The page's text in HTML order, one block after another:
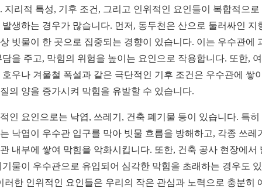
지리적 특성, 기후 조건, 그리고 인위적인 요인들이 복합적으로
발생하는 경우가 많습니다. 먼저, 동두천은 산으로 둘러싸인 지
빗물이 한 곳으로 집중되는 경향이 있습니다. 이는 우수관에
담을 주고, 막힘의 위험을 높이는 요인으로 작용합니다. 또한,
호우나 겨울철 폭설과 같은 극단적인 기후 조건은 우수관에 쌓
의 양을 증가시켜 막힘을 유발할 수 있습니다.
인 요인으로는 낙엽, 쓰레기, 건축 폐기물 등이 있습니다. 특히
낙엽이 우수관 입구를 막아 빗물 흐름을 방해하고, 각종 쓰레
내부에 쌓여 막힘을 악화시킵니다. 또한, 건축 공사 현장에서
기물이 우수관으로 유입되어 심각한 막힘을 초래하는 경우도
러한 인위적인 요인들은 우리의 작은 관심과 노력으로 충분히